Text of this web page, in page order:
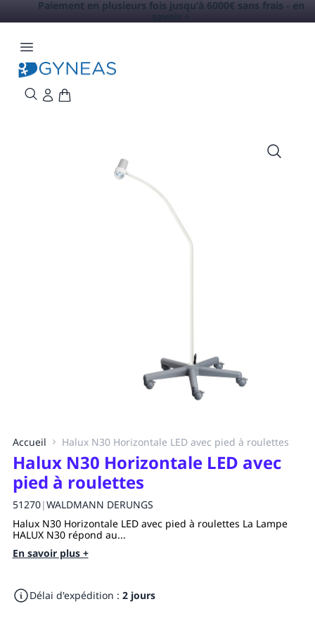
Paiement en plusieurs fois jusqu'à 6000€ sans frais - en
Accueil Halux N30 Horizontale LED avec pied à roulettes
Halux N30 Horizontale LED avec
pied à roulettes
51270|WALDMANN DERUNGS
Halux N30 Horizontale LED avec pied à roulettes La Lampe
HALUX N30 répond au...
En savoir plus +
Délai d'expédition : 2 jours